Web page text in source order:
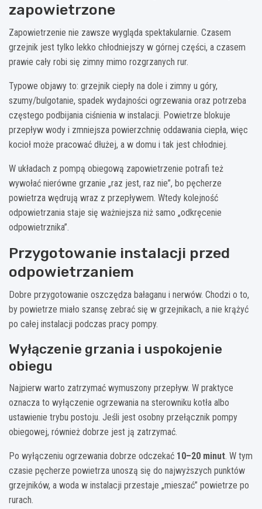
zapowietrzone
Zapowietrzenie nie zawsze wygląda spektakularnie. Czasem
grzejnik jest tylko lekko chłodniejszy w górnej części, a czasem
prawie cały robi się zimny mimo rozgrzanych rur.
Typowe objawy to: grzejnik ciepły na dole i zimny u góry,
szumy/bulgotanie, spadek wydajności ogrzewania oraz potrzeba
częstego podbijania ciśnienia w instalacji. Powietrze blokuje
przepływ wody i zmniejsza powierzchnię oddawania ciepła, więc
kocioł może pracować dłużej, a w domu i tak jest chłodniej.
W układach z pompą obiegową zapowietrzenie potrafi też
wywołać nierówne grzanie „raz jest, raz nie”, bo pęcherze
powietrza wędrują wraz z przepływem. Wtedy kolejność
odpowietrzania staje się ważniejsza niż samo „odkręcenie
odpowietrznika”.
Przygotowanie instalacji przed
odpowietrzaniem
Dobre przygotowanie oszczędza bałaganu i nerwów. Chodzi o to,
by powietrze miało szansę zebrać się w grzejnikach, a nie krążyć
po całej instalacji podczas pracy pompy.
Wyłączenie grzania i uspokojenie
obiegu
Najpierw warto zatrzymać wymuszony przepływ. W praktyce
oznacza to wyłączenie ogrzewania na sterowniku kotła albo
ustawienie trybu postoju. Jeśli jest osobny przełącznik pompy
obiegowej, również dobrze jest ją zatrzymać.
Po wyłączeniu ogrzewania dobrze odczekać 10–20 minut. W tym
czasie pęcherze powietrza unoszą się do najwyższych punktów
grzejników, a woda w instalacji przestaje „mieszać” powietrze po
rurach.